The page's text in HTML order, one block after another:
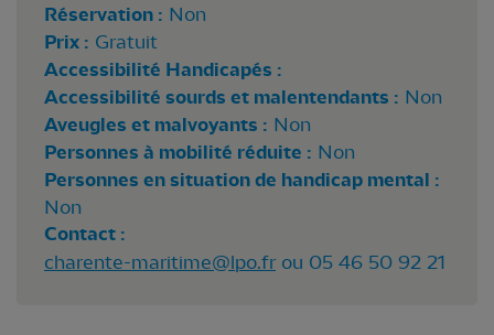
Réservation : Non
Prix : Gratuit
Accessibilité Handicapés :
Accessibilité sourds et malentendants : Non
Aveugles et malvoyants : Non
Personnes à mobilité réduite : Non
Personnes en situation de handicap mental :
Non
Contact :
charente-maritime@lpo.fr ou 05 46 50 92 21